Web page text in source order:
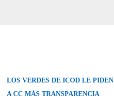
LOS VERDES DE ICOD LE PIDEN
A CC MÁS TRANSPARENCIA